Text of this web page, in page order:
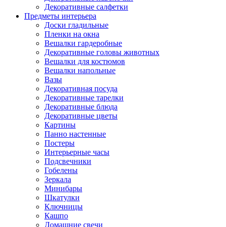
Декоративные салфетки
Предметы интерьера
Доски гладильные
Пленки на окна
Вешалки гардеробные
Декоративные головы животных
Вешалки для костюмов
Вешалки напольные
Вазы
Декоративная посуда
Декоративные тарелки
Декоративные блюда
Декоративные цветы
Картины
Панно настенные
Постеры
Интерьерные часы
Подсвечники
Гобелены
Зеркала
Минибары
Шкатулки
Ключницы
Кашпо
Домашние свечи